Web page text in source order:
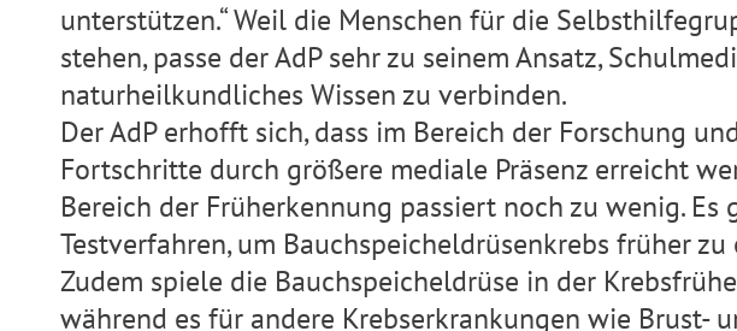
unterstützen.“ Weil die Menschen für die
stehen, passe der AdP sehr zu seinem Ansatz,
naturheilkundliches Wissen zu verbinden.
Der AdP erhofft sich, dass im Bereich der Forschung
Fortschritte durch größere mediale Präsenz erreicht
Bereich der Früherkennung passiert noch zu wenig.
Testverfahren, um Bauchspeicheldrüsenkrebs früher zu
Zudem spiele die Bauchspeicheldrüse in der
während es für andere Krebserkrankungen wie Brust-